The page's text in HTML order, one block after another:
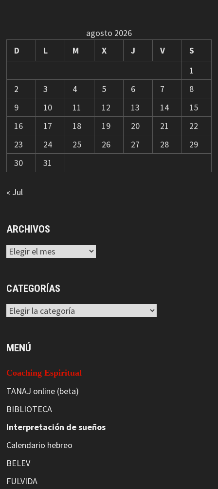
agosto 2026
D
L M X J V
S
1
2
3 4 5 6 7
8
9
10 11 12 13 14
15
16
17 18 19 20 21
22
23
24 25 26 27 28
29
30
31
« Jul
ARCHIVOS
Archivos
CATEGORÍAS
Categorías
MENÚ
Coaching Espiritual
TANAJ online (beta)
BIBLIOTECA
Interpretación de sueños
Calendario hebreo
BELEV
FULVIDA